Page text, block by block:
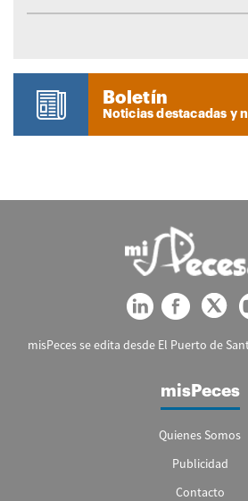
Boletín
Noticias destacadas y
misPeces se edita desde El Puerto de
misPeces
Quienes Somos
Publicidad
Contacto